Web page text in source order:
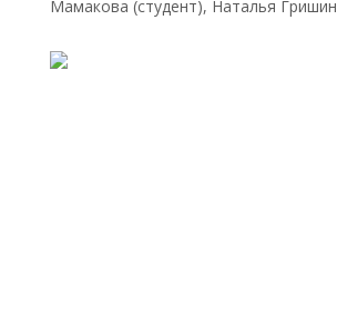
Мамакова (студент), Наталья